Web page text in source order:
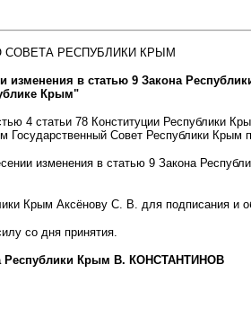
СОВЕТА РЕСПУБЛИКИ КРЫМ
изменения в статью 9 Закона
Крым"
4 статьи 78 Конституции Республики
Государственный Совет Республики Крым
изменения в статью 9 Закона
Крым Аксёнову С. В. для подписания и
со дня принятия.
Республики Крым В. КОНСТАНТИНОВ